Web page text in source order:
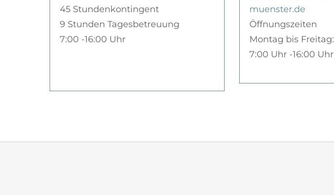
45 Stundenkontingent
9 Stunden Tagesbetreuung
7:00 -16:00 Uhr
muenster.de
Öffnungszeiten
Montag bis Freitag:
7:00 Uhr -16:00 Uhr